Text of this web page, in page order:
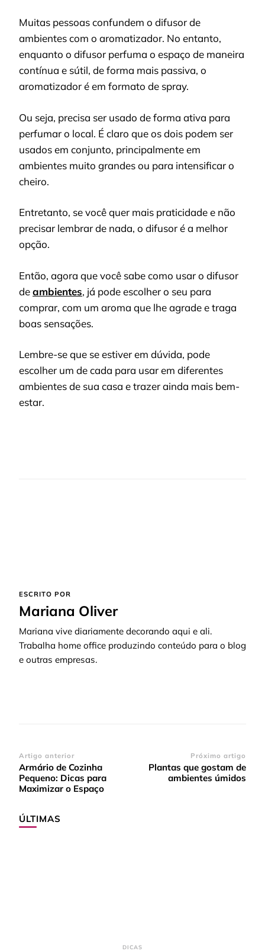
Muitas pessoas confundem o difusor de
ambientes com o aromatizador. No entanto,
enquanto o difusor perfuma o espaço de maneira
contínua e sútil, de forma mais passiva, o
aromatizador é em formato de spray.
Ou seja, precisa ser usado de forma ativa para
perfumar o local. É claro que os dois podem ser
usados em conjunto, principalmente em
ambientes muito grandes ou para intensificar o
cheiro.
Entretanto, se você quer mais praticidade e não
precisar lembrar de nada, o difusor é a melhor
opção.
Então, agora que você sabe como usar o difusor
deambientes, já pode escolher o seu para
comprar, com um aroma que lhe agrade e traga
boas sensações.
Lembre-se que se estiver em dúvida, pode
escolher um de cada para usar em diferentes
ambientes de sua casa e trazer ainda mais bem-
estar.
ESCRITO POR
Mariana Oliver
Mariana vive diariamente decorando aqui e ali.
Trabalha home office produzindo conteúdo para o blog
e outras empresas.
Navegação
de
post
Artigo anterior
Armário de Cozinha
Pequeno: Dicas para
Maximizar o Espaço
Próximo artigo
Plantas que gostam de
ambientes úmidos
ÚLTIMAS
DICAS